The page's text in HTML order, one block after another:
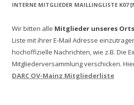
INTERNE MITGLIEDER MAILLINGLISTE K07
Wir bitten alle Mitglieder unseres
Liste mit ihrer E-Mail Adresse
hochoffizielle Nachrichten, wie z.B. Die
Mitgliederversammlung verschicken.
DARC OV-Mainz Mitgliederliste